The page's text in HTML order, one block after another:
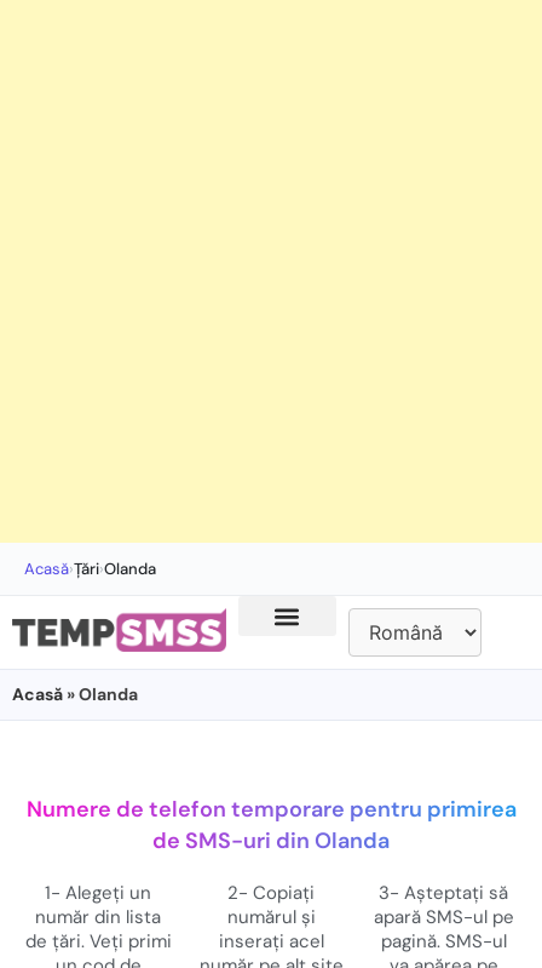
Acasă›Țări›Olanda
Acasă » Olanda
Numere de telefon temporare pentru primirea
de SMS-uri din Olanda
1- Alegeți un
număr din lista
de țări. Veți primi
2- Copiați
numărul și
inserați acel
3- Așteptați să
apară SMS-ul pe
pagină. SMS-ul